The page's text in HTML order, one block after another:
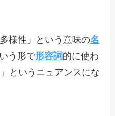
様性」という意味の名
う形で形容詞 的に使わ
というニュアンスにな